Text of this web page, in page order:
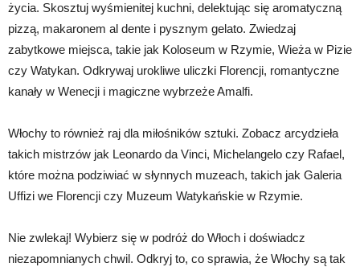
życia. Skosztuj wyśmienitej kuchni, delektując się aromatyczną
pizzą, makaronem al dente i pysznym gelato. Zwiedzaj
zabytkowe miejsca, takie jak Koloseum w Rzymie, Wieża w Pizie
czy Watykan. Odkrywaj urokliwe uliczki Florencji, romantyczne
kanały w Wenecji i magiczne wybrzeże Amalfi.
Włochy to również raj dla miłośników sztuki. Zobacz arcydzieła
takich mistrzów jak Leonardo da Vinci, Michelangelo czy Rafael,
które można podziwiać w słynnych muzeach, takich jak Galeria
Uffizi we Florencji czy Muzeum Watykańskie w Rzymie.
Nie zwlekaj! Wybierz się w podróż do Włoch i doświadcz
niezapomnianych chwil. Odkryj to, co sprawia, że Włochy są tak